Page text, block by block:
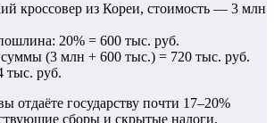
кроссовер из Кореи, стоимость — 3 млн
20% = 600 тыс. руб.
(3 млн + 600 тыс.) = 720 тыс. руб.
тыс. руб.
отдаёте государству почти 17–20%
сборы и скрытые налоги,